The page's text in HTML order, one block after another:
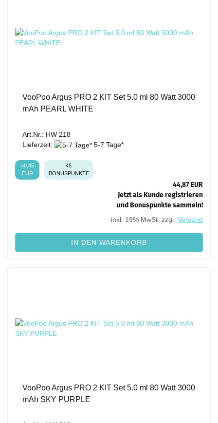
VooPoo Argus PRO 2 KIT Set 5.0 ml 80 Watt 3000
mAh PEARL WHITE
Art.Nr.: HW 218
Lieferzeit:
5-7 Tage*
45
BONUSPUNKTE
≈0,45
EUR
44,87 EUR
Jetzt als Kunde registrieren
und Bonuspunkte sammeln!
inkl. 19% MwSt. zzgl. Versand
IN DEN WARENKORB
VooPoo Argus PRO 2 KIT Set 5.0 ml 80 Watt 3000
mAh SKY PURPLE